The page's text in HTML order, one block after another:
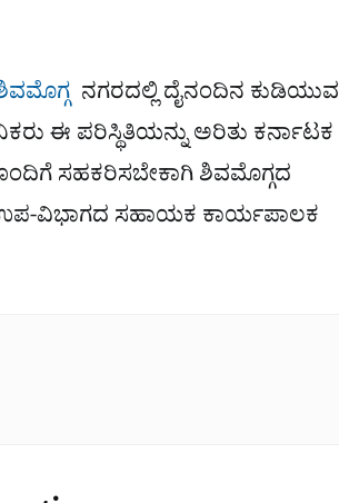
ನಗರದಲ್ಲಿ ದೈನಂದಿನ ಕುಡಿಯುವ
ಈ ಪರಿಸ್ಥಿತಿಯನ್ನು ಅರಿತು ಕರ್ನಾಟಕ
ಸಹಕರಿಸಬೇಕಾಗಿ ಶಿವಮೊಗ್ಗದ
ವಿಭಾಗದ ಸಹಾಯಕ ಕಾರ್ಯಪಾಲಕ